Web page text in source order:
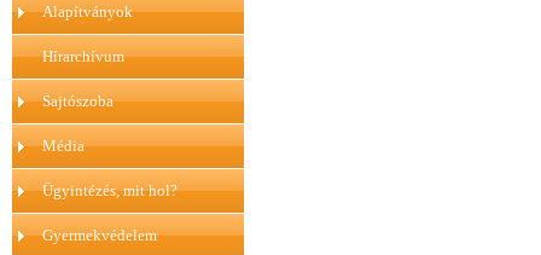
Alapítványok
Hírarchívum
Sajtószoba
Média
Ügyintézés, mit hol?
Gyermekvédelem